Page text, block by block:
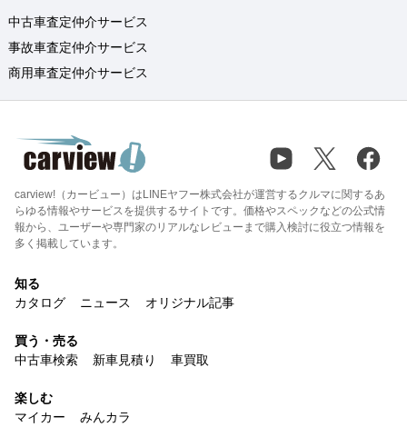
中古車査定仲介サービス
事故車査定仲介サービス
商用車査定仲介サービス
carview!（カービュー）はLINEヤフー株式会社が運営するクルマに関するあ
らゆる情報やサービスを提供するサイトです。価格やスペックなどの公式情
報から、ユーザーや専門家のリアルなレビューまで購入検討に役立つ情報を
多く掲載しています。
知る
カタログ
ニュース オリジナル記事
買う・売る
中古車検索
新車見積り 車買取
楽しむ
マイカー
みんカラ